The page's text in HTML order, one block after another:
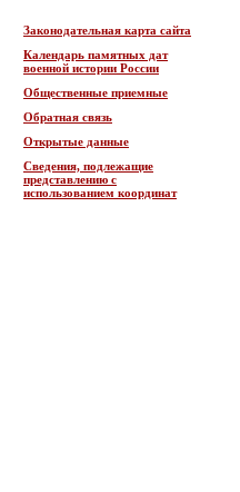
Законодательная карта сайта
Календарь памятных дат
военной истории России
Общественные приемные
Обратная связь
Открытые данные
Сведения, подлежащие
представлению с
использованием координат